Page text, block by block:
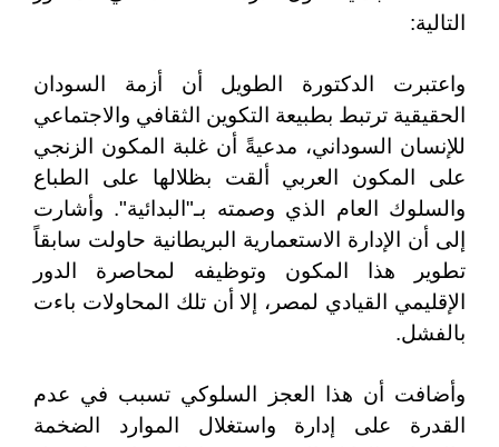
التالية:
واعتبرت الدكتورة الطويل أن أزمة السودان
الحقيقية ترتبط بطبيعة التكوين الثقافي والاجتماعي
للإنسان السوداني، مدعيةً أن غلبة المكون الزنجي
على المكون العربي ألقت بظلالها على الطباع
والسلوك العام الذي وصمته بـ"البدائية". وأشارت
إلى أن الإدارة الاستعمارية البريطانية حاولت سابقاً
تطوير هذا المكون وتوظيفه لمحاصرة الدور
الإقليمي القيادي لمصر، إلا أن تلك المحاولات باءت
بالفشل.
وأضافت أن هذا العجز السلوكي تسبب في عدم
القدرة على إدارة واستغلال الموارد الضخمة